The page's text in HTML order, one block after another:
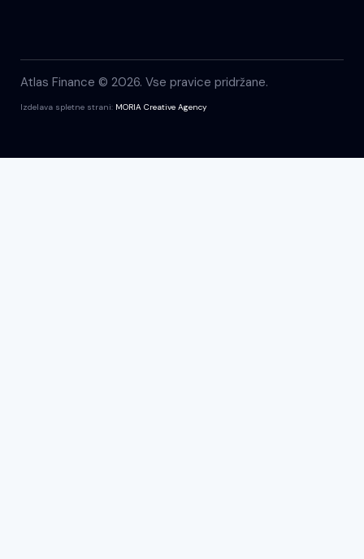
Atlas Finance © 2026. Vse pravice pridržane.
Izdelava spletne strani: MORIA Creative Agency